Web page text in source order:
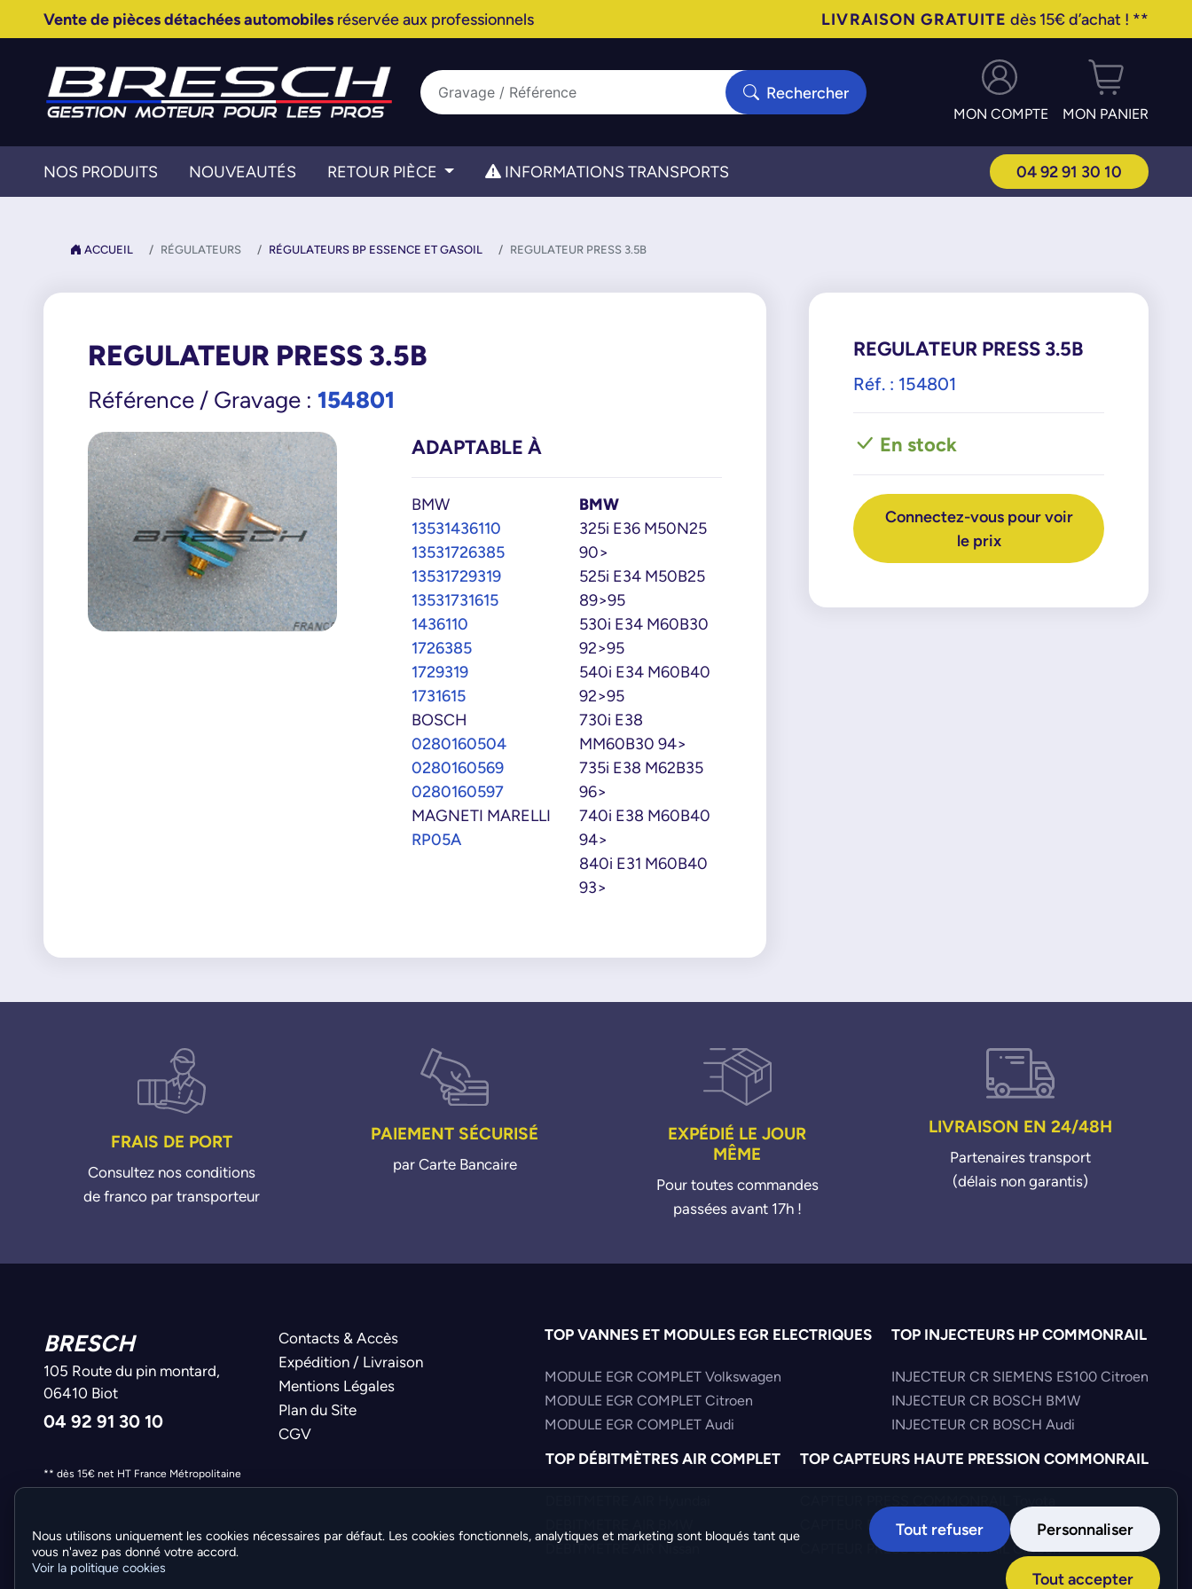
Vente de pièces détachées automobilesréservée aux professionnels LIVRAISON GRATUITE dès 15€ d’achat ! **
Rechercher
MON COMPTE MON PANIER
NOS PRODUITS NOUVEAUTÉS RETOUR PIÈCE INFORMATIONS TRANSPORTS 04 92 91 30 10
ACCUEIL RÉGULATEURS RÉGULATEURS BP ESSENCE ET GASOIL REGULATEUR PRESS 3.5B
REGULATEUR PRESS 3.5B
Référence / Gravage : 154801
ADAPTABLE À
BMW
13531436110
13531726385
13531729319
13531731615
1436110
1726385
1729319
1731615
BOSCH
0280160504
0280160569
0280160597
MAGNETI MARELLI
RP05A
BMW
325i E36 M50N25
90>
525i E34 M50B25
89>95
530i E34 M60B30
92>95
540i E34 M60B40
92>95
730i E38
MM60B30 94>
735i E38 M62B35
96>
740i E38 M60B40
94>
840i E31 M60B40
93>
REGULATEUR PRESS 3.5B
Réf. : 154801
En stock
Connectez-vous pour voir
le prix
FRAIS DE PORT
Consultez nos conditions
de franco par transporteur
PAIEMENT SÉCURISÉ
par Carte Bancaire
EXPÉDIÉ LE JOUR
MÊME
Pour toutes commandes
passées avant 17h !
LIVRAISON EN 24/48H
Partenaires transport
(délais non garantis)
BRESCH
105 Route du pin montard,
06410 Biot
04 92 91 30 10
Contacts & Accès
Expédition / Livraison
Mentions Légales
Plan du Site
CGV
** dès 15€ net HT France Métropolitaine
TOP VANNES ET MODULES EGR ELECTRIQUES
MODULE EGR COMPLET Volkswagen
MODULE EGR COMPLET Citroen
MODULE EGR COMPLET Audi
TOP INJECTEURS HP COMMONRAIL
INJECTEUR CR SIEMENS ES100 Citroen
INJECTEUR CR BOSCH BMW
INJECTEUR CR BOSCH Audi
TOP DÉBITMÈTRES AIR COMPLET
DEBITMETRE AIR Nissan
TOP CAPTEURS HAUTE PRESSION COMMONRAIL
CAPTEUR PRESS COMMONRAIL Alfa-Romeo
CAPTEUR PRESS COMMONRAIL Citroen
Nous utilisons uniquement les cookies nécessaires par défaut. Les cookies fonctionnels, analytiques et marketing sont bloqués tant que
vous n'avez pas donné votre accord.
Voir la politique cookies
Tout refuser Personnaliser
Tout accepter